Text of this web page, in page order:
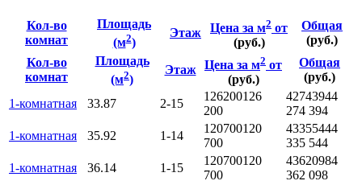
Кол-во
комнат
Площадь
(м2)
Этаж Цена за м2 от
(руб.)
Общая
(руб.)
Кол-во
комнат
Площадь
(м2)
Этаж Цена за м2 от
(руб.)
Общая
(руб.)
1-комнатная
33.87 2-15
126200126
200
42743944
274 394
1-комнатная
35.92 1-14
120700120
700
43355444
335 544
1-комнатная
36.14 1-15
120700120
700
43620984
362 098